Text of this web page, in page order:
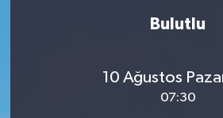
Bulutlu
10 Ağustos
07:30